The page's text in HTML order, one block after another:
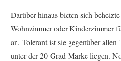
Darüber hinaus bieten sich
Wohnzimmer oder Kinderzimmer
an. Tolerant ist sie gegenüber allen
unter der 20-Grad-Marke liegen.